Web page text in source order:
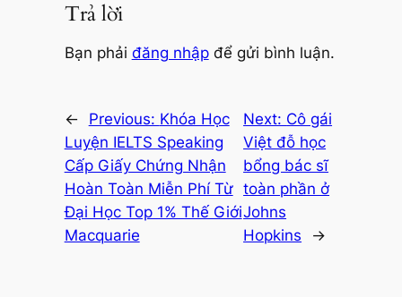
Trả lời
Bạn phải đăng nhậpđể gửi bình luận.
← Previous: Khóa Học
Luyện IELTS Speaking
Cấp Giấy Chứng Nhận
Hoàn Toàn Miễn Phí Từ
Đại Học Top 1% Thế Giới
Macquarie
Next: Cô gái
Việt đỗ học
bổng bác sĩ
toàn phần ở
Johns
Hopkins
→